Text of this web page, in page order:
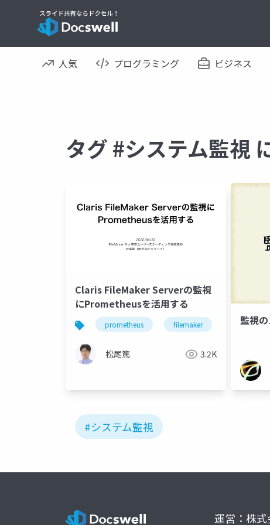
人気 プログラミング ビジネス
タグ #システム監視
Claris FileMaker Serverの監視
にPrometheusを活用する
prometheus filemaker server
松尾篤 3.2K
監視
#システム監視
運営：株